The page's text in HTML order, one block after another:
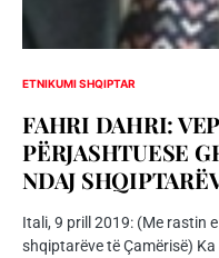
ETNIKUMI SHQIPTAR
FAHRI DAHRI:
PËRJASHTUESE
NDAJ
Itali, 9 prill 2019: (Me rastin
shqiptarëve të Çamërisë)